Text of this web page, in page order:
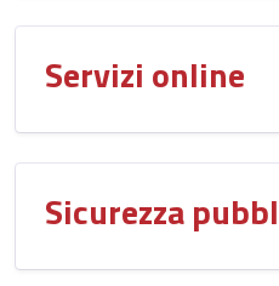
Servizi online
Sicurezza